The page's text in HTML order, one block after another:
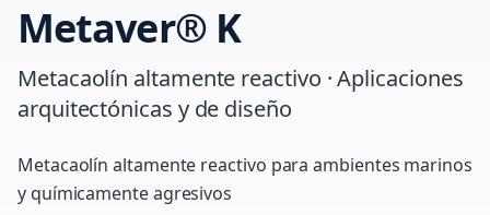
Metaver® K
Metacaolín altamente reactivo · Aplicaciones
arquitectónicas y de diseño
Metacaolín altamente reactivo para ambientes marinos
y químicamente agresivos